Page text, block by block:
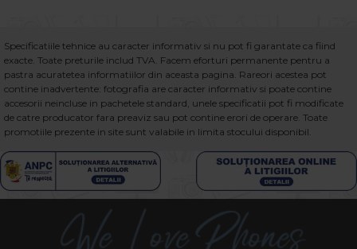
Specificatiile tehnice au caracter informativ si nu pot fi garantate ca fiind
exacte. Toate preturile includ TVA. Facem eforturi permanente pentru a
pastra acuratetea informatiilor din aceasta pagina. Rareori acestea pot
contine inadvertente: fotografia are caracter informativ si poate contine
accesorii neincluse in pachetele standard, unele specificatii pot fi modificate
de catre producator fara preaviz sau pot contine erori de operare. Toate
promotiile prezente in site sunt valabile in limita stocului disponibil.